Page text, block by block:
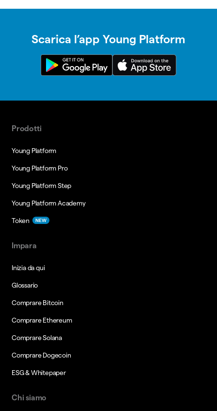
Scarica l’app Young Platform
Prodotti
Young Platform
Young Platform Pro
Young Platform Step
Young Platform Academy
Token NEW
Impara
Inizia da qui
Glossario
Comprare Bitcoin
Comprare Ethereum
Comprare Solana
Comprare Dogecoin
ESG & Whitepaper
Chi siamo